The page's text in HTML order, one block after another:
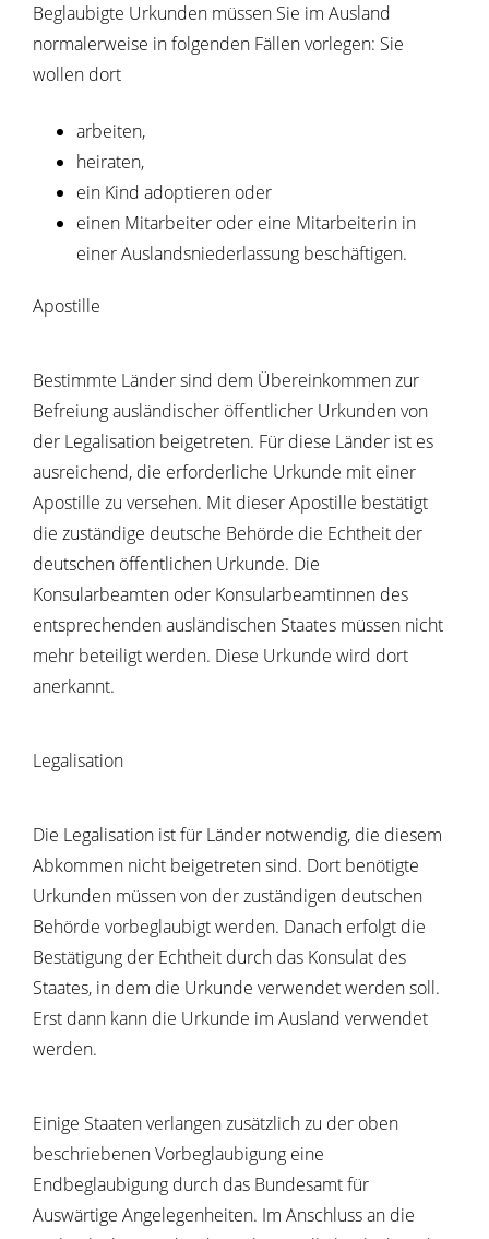
Beglaubigte Urkunden müssen Sie im Ausland
normalerweise in folgenden Fällen vorlegen: Sie
wollen dort
arbeiten,
heiraten,
ein Kind adoptieren oder
einen Mitarbeiter oder eine Mitarbeiterin in
einer Auslandsniederlassung beschäftigen.
Apostille
Bestimmte Länder sind dem Übereinkommen zur
Befreiung ausländischer öffentlicher Urkunden von
der Legalisation beigetreten. Für diese Länder ist es
ausreichend, die erforderliche Urkunde mit einer
Apostille zu versehen. Mit dieser Apostille bestätigt
die zuständige deutsche Behörde die Echtheit der
deutschen öffentlichen Urkunde. Die
Konsularbeamten oder Konsularbeamtinnen des
entsprechenden ausländischen Staates müssen nicht
mehr beteiligt werden. Diese Urkunde wird dort
anerkannt.
Legalisation
Die Legalisation ist für Länder notwendig, die diesem
Abkommen nicht beigetreten sind. Dort benötigte
Urkunden müssen von der zuständigen deutschen
Behörde vorbeglaubigt werden. Danach erfolgt die
Bestätigung der Echtheit durch das Konsulat des
Staates, in dem die Urkunde verwendet werden soll.
Erst dann kann die Urkunde im Ausland verwendet
werden.
Einige Staaten verlangen zusätzlich zu der oben
beschriebenen Vorbeglaubigung eine
Endbeglaubigung durch das Bundesamt für
Auswärtige Angelegenheiten. Im Anschluss an die